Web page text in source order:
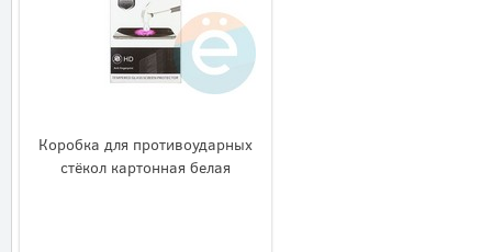
Коробка для противоударных
стёкол картонная белая